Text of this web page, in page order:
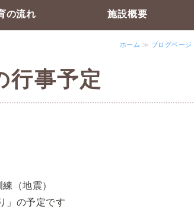
の流れ 施設概要
ホーム ≫ ブログページ
行事予定
（地震）
」の予定です